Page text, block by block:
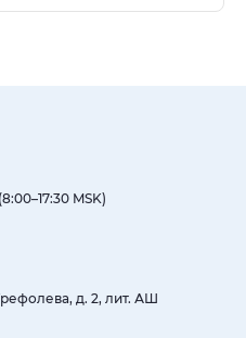
MSK)
д. 2, лит. АШ